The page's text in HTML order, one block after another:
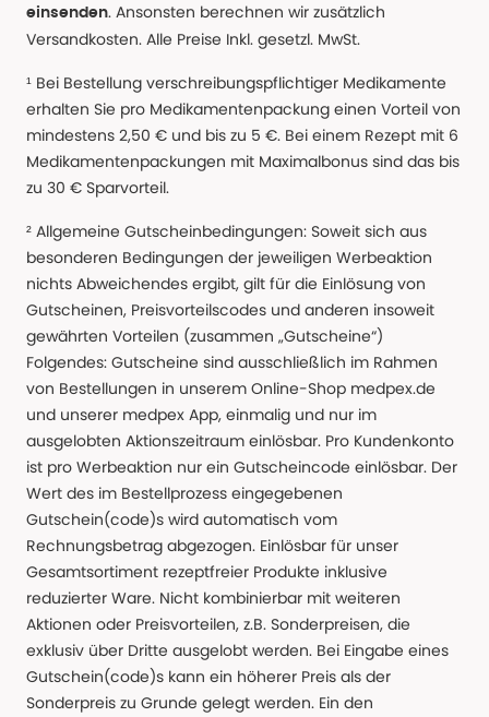
einsenden. Ansonsten berechnen wir zusätzlich
Versandkosten. Alle Preise Inkl. gesetzl. MwSt.
¹ Bei Bestellung verschreibungspflichtiger Medikamente
erhalten Sie pro Medikamentenpackung einen Vorteil von
mindestens 2,50 € und bis zu 5 €. Bei einem Rezept mit 6
Medikamentenpackungen mit Maximalbonus sind das bis
zu 30 € Sparvorteil.
² Allgemeine Gutscheinbedingungen: Soweit sich aus
besonderen Bedingungen der jeweiligen Werbeaktion
nichts Abweichendes ergibt, gilt für die Einlösung von
Gutscheinen, Preisvorteilscodes und anderen insoweit
gewährten Vorteilen (zusammen „Gutscheine“)
Folgendes: Gutscheine sind ausschließlich im Rahmen
von Bestellungen in unserem Online-Shop medpex.de
und unserer medpex App, einmalig und nur im
ausgelobten Aktionszeitraum einlösbar. Pro Kundenkonto
ist pro Werbeaktion nur ein Gutscheincode einlösbar. Der
Wert des im Bestellprozess eingegebenen
Gutschein(code)s wird automatisch vom
Rechnungsbetrag abgezogen. Einlösbar für unser
Gesamtsortiment rezeptfreier Produkte inklusive
reduzierter Ware. Nicht kombinierbar mit weiteren
Aktionen oder Preisvorteilen, z.B. Sonderpreisen, die
exklusiv über Dritte ausgelobt werden. Bei Eingabe eines
Gutschein(code)s kann ein höherer Preis als der
Sonderpreis zu Grunde gelegt werden. Ein den